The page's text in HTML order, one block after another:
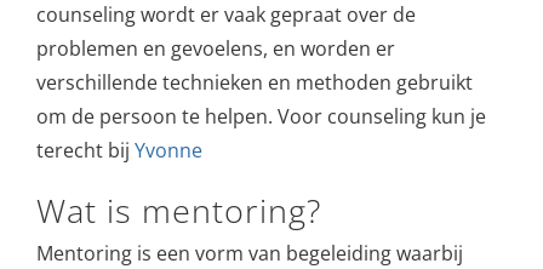
counseling wordt er vaak gepraat over de
problemen en gevoelens, en worden er
verschillende technieken en methoden gebruikt
om de persoon te helpen. Voor counseling kun je
terecht bij Yvonne
Wat is mentoring?
Mentoring is een vorm van begeleiding waarbij